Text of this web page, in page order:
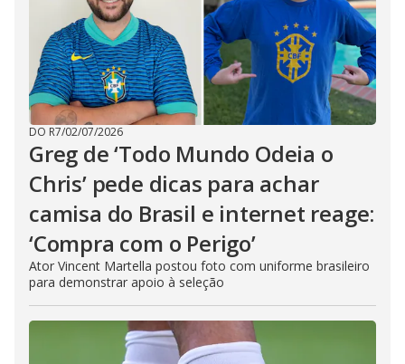
DO R7/02/07/2026
Greg de ‘Todo Mundo Odeia o
Chris’ pede dicas para achar
camisa do Brasil e internet reage:
‘Compra com o Perigo’
Ator Vincent Martella postou foto com uniforme brasileiro
para demonstrar apoio à seleção